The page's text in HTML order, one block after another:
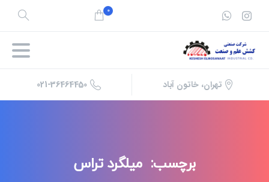
0
جستجو
تهران، خاتون آباد 021-36464450
برچسب: میلگردتراس